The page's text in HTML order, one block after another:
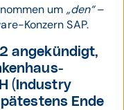
um „den“–
Konzern SAP.
angekündigt,
H (Industry
Ende